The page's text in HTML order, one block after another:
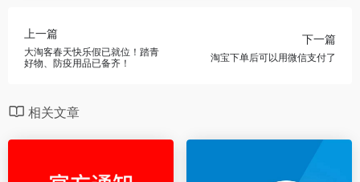
上一篇
大淘客春天快乐假已就位！踏青
好物、防疫用品已备齐！
下一篇
淘宝下单后可以用微信支付了
相关文章